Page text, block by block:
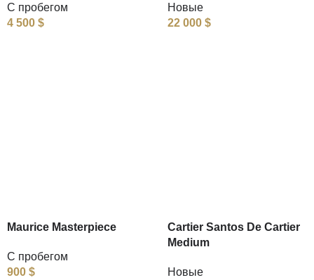
С пробегом
4 500 $
Новые
22 000 $
Maurice Masterpiece
С пробегом
900 $
Cartier Santos De Cartier
Medium
Новые